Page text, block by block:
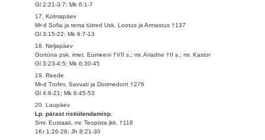
Gl 2:21-3:7; Mk 6:1-7
17. Kolmapäev
Mr-d Sofia ja tema tütred Usk, Lootus ja Armastus †137
Gl 3:15-22; Mk 6:7-13
18. Neljapäev
Gortüna psk. imet. Eumeeni †VII s.; mr. Ariadne †II s.; mr. Kastor
Gl 3:23-4:5; Mk 6:30-45
19. Reede
Mr-d Trofim, Savvati ja Dorimedont †276
Gl 4:8-21; Mk 6:45-53
20. Laupäev
Lp. pärast ristiülendamisp.
Smr. Eustaati, mr. Teopista jkk. †118
1Kr 1:26-29; Jh 8:21-30